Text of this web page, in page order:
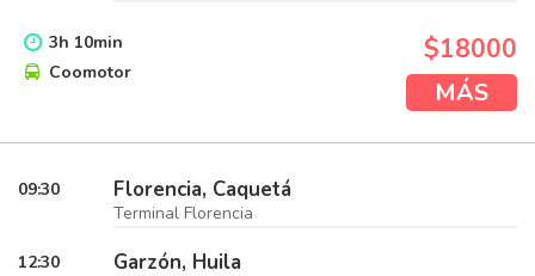
3h 10min
Coomotor
$18000
MÁS
09:30 Florencia, Caquetá
Terminal Florencia
12:30 Garzón, Huila